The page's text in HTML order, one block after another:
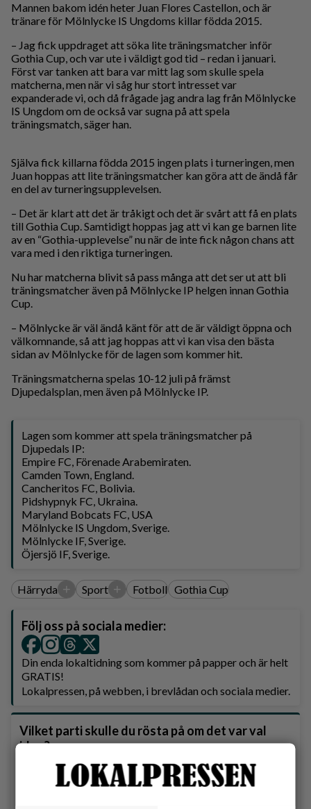
Mannen bakom idén heter Juan Flores Castellon, och är
tränare för Mölnlycke IS Ungdoms killar födda 2015.
– Jag fick uppdraget att söka lite träningsmatcher inför
Gothia Cup, och var ute i väldigt god tid – redan i januari.
Först var tanken att bara var mitt lag som skulle spela
matcherna, men när vi såg hur stort intresset var
expanderade vi, och då frågade jag andra lag från Mölnlycke
IS Ungdom om de också var sugna på att spela
träningsmatch, säger han.
Själva fick killarna födda 2015 ingen plats i turneringen, men
Juan hoppas att lite träningsmatcher kan göra att de ändå får
en del av turneringsupplevelsen.
– Det är klart att det är tråkigt och det är svårt att få en plats
till Gothia Cup. Samtidigt hoppas jag att vi kan ge barnen lite
av en “Gothia-upplevelse” nu när de inte fick någon chans att
vara med i den riktiga turneringen.
Nu har matcherna blivit så pass många att det ser ut att bli
träningsmatcher även på Mölnlycke IP helgen innan Gothia
Cup.
– Mölnlycke är väl ändå känt för att de är väldigt öppna och
välkomnande, så att jag hoppas att vi kan visa den bästa
sidan av Mölnlycke för de lagen som kommer hit.
Träningsmatcherna spelas 10-12 juli på främst
Djupedalsplan, men även på Mölnlycke IP.
Lagen som kommer att spela träningsmatcher på
Djupedals IP:
Empire FC, Förenade Arabemiraten.
Camden Town, England.
Cancheritos FC, Bolivia.
Pidshypnyk FC, Ukraina.
Maryland Bobcats FC, USA
Mölnlycke IS Ungdom, Sverige.
Mölnlycke IF, Sverige.
Öjersjö IF, Sverige.
Härryda + Sport + Fotboll Gothia Cup
Följ oss på sociala medier:
Din enda lokaltidning som kommer på papper och är helt
GRATIS!
Lokalpressen, på webben, i brevlådan och sociala medier.
Vilket parti skulle du rösta på om det var val
idag?
Socialdemokraterna